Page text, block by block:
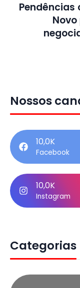
Pendências
Nossos
10,0K
Facebook
10,0K
Instagram
Categorias